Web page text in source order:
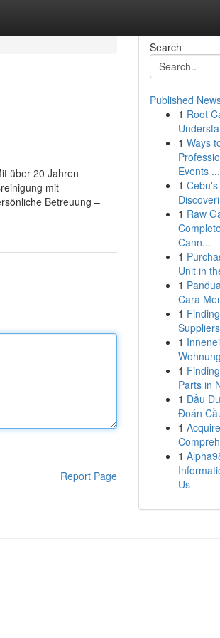
über 20 Jahren
mit
Betreuung –
Report Page
Search
Published
1 Root
1 Ways
Events ...
1
1 Raw
Cann...
1
Unit in
1
Cara
1
1
1
Parts in
1 Đầu
Đoán
1
1
Us